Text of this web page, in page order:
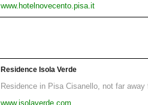
www.hotelnovecento.pisa.it
Residence Isola Verde
Residence in Pisa Cisanello, not far
www.isolaverde.com